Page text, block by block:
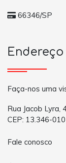
66346/SP
Endereço
Faça-nos uma
Rua Jacob Lyra,
CEP: 13.346-010
Fale conosco